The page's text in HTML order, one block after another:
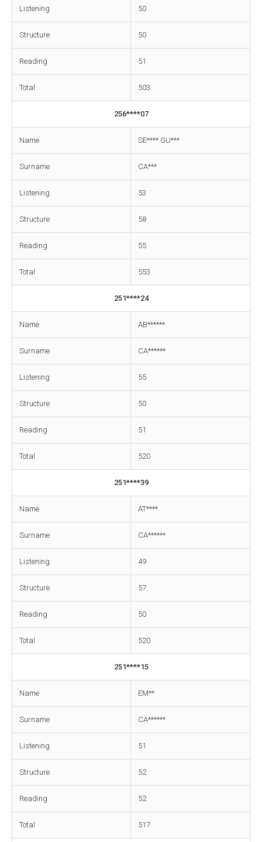
Listening 50
Structure 50
Reading 51
Total 503
256****07
Name SE**** GU***
Surname CA***
Listening 53
Structure 58
Reading 55
Total 553
251****24
Name AB******
Surname CA******
Listening 55
Structure 50
Reading 51
Total 520
251****39
Name AT****
Surname CA******
Listening 49
Structure 57
Reading 50
Total 520
251****15
Name EM**
Surname CA******
Listening 51
Structure 52
Reading 52
Total 517